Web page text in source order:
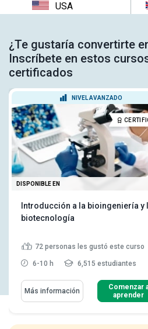
USA
¿Te gustaría convertirte
Inscríbete en estos
certificados
NIVEL AVANZADO
DISPONIBLE EN
Introducción a la bioingeniería y
biotecnología
72 personas les gustó este curso
6-10 h 6,515 estudiantes
Más información
Comenzar
aprender